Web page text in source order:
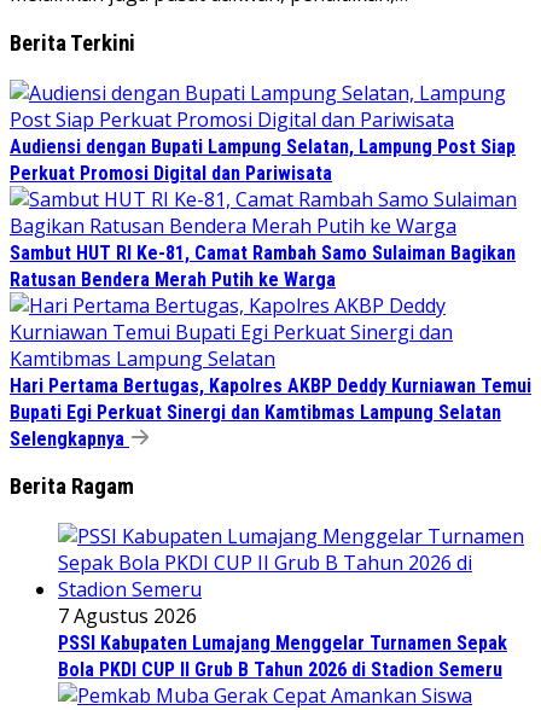
Berita Terkini
Audiensi dengan Bupati Lampung Selatan, Lampung Post Siap
Perkuat Promosi Digital dan Pariwisata
Sambut HUT RI Ke-81, Camat Rambah Samo Sulaiman Bagikan
Ratusan Bendera Merah Putih ke Warga
Hari Pertama Bertugas, Kapolres AKBP Deddy Kurniawan Temui
Bupati Egi Perkuat Sinergi dan Kamtibmas Lampung Selatan
Selengkapnya
Berita Ragam
7 Agustus 2026
PSSI Kabupaten Lumajang Menggelar Turnamen Sepak
Bola PKDI CUP II Grub B Tahun 2026 di Stadion Semeru